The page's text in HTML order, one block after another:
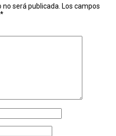
será publicada. Los campos
*